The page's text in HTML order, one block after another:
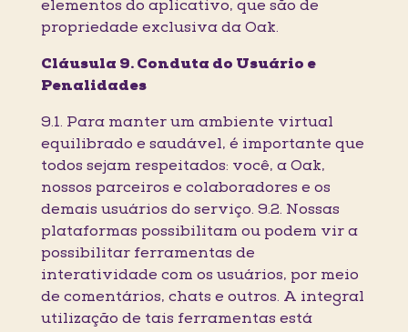
elementos do aplicativo, que são de
propriedade exclusiva da Oak.
Cláusula 9. Conduta do Usuário e
Penalidades
9.1. Para manter um ambiente virtual
equilibrado e saudável, é importante que
todos sejam respeitados: você, a Oak,
nossos parceiros e colaboradores e os
demais usuários do serviço. 9.2. Nossas
plataformas possibilitam ou podem vir a
possibilitar ferramentas de
interatividade com os usuários, por meio
de comentários, chats e outros. A integral
utilização de tais ferramentas está